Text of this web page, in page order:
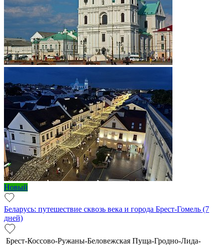
Новый
Беларусь: путешествие сквозь века и города Брест-Гомель (7
дней)
Брест-Коссово-Ружаны-Беловежская Пуща-Гродно-Лида-